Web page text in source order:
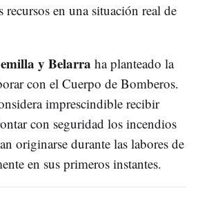
recursos en una situación real de
y Belarra ha planteado la
con el Cuerpo de Bomberos.
imprescindible recibir
con seguridad los incendios
originarse durante las labores de
en sus primeros instantes.